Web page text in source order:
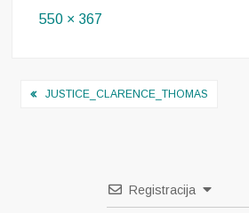
Full
550 × 367
Navigacija
JUSTICE_CLARENCE_THOMAS
Registracija